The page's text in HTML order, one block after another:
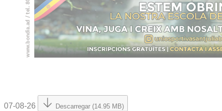
07-08-26 Descarregar (14.95 MB)